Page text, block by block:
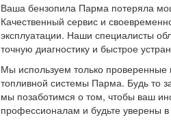
Ваша бензопила Парма потеряла
Качественный сервис и
эксплуатации. Наши специалисты
точную диагностику и быстрое
Мы используем только проверенные
топливной системы Парма. Будь то
мы позаботимся о том, чтобы ваш
профессионалам и будьте уверены в